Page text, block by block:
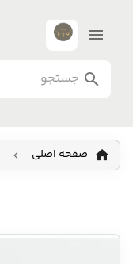
صفحه اصلی